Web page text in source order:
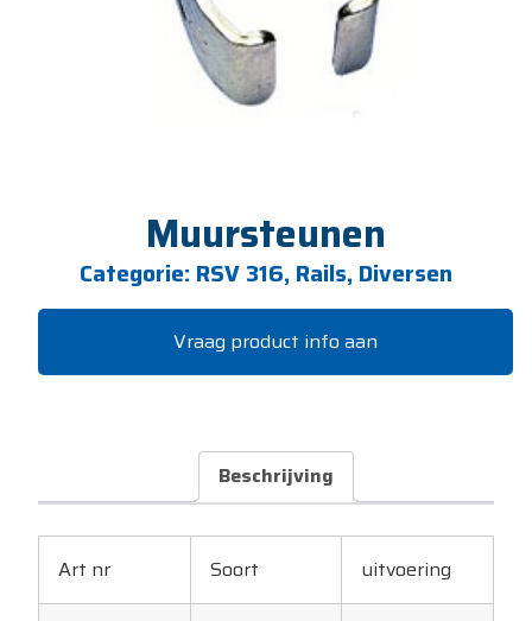
Muursteunen
Categorie: RSV 316, Rails, Diversen
Vraag product info aan
Beschrijving
Art nr Soort uitvoering